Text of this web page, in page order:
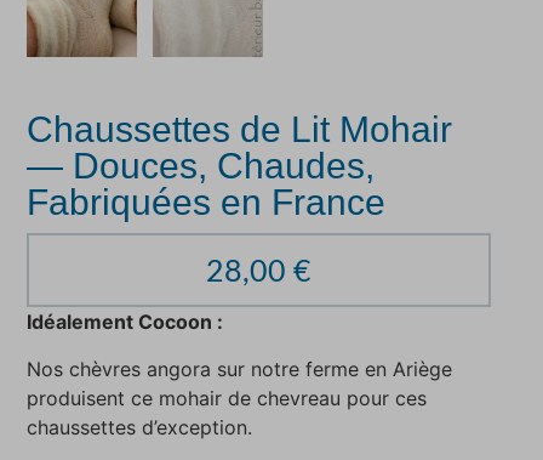
Chaussettes de Lit Mohair
— Douces, Chaudes,
Fabriquées en France
28,00€
Idéalement Cocoon :
Nos chèvres angora sur notre ferme en Ariège
produisent ce mohair de chevreau pour ces
chaussettes d’exception.